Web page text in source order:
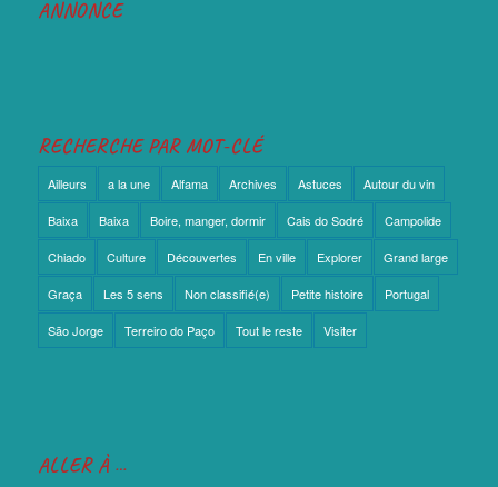
ANNONCE
RECHERCHE PAR MOT-CLÉ
Ailleurs a la une Alfama Archives Astuces Autour du vin
Baixa Baixa Boire, manger, dormir Cais do Sodré Campolide
Chiado Culture Découvertes En ville Explorer Grand large
Graça Les 5 sens Non classifié(e) Petite histoire Portugal
São Jorge Terreiro do Paço Tout le reste Visiter
ALLER À …